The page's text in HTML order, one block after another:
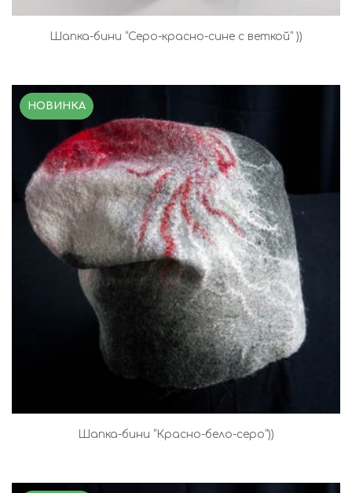
Шапка-бини “Серо-красно-сине с веткой” ))
НОВИНКА
Шапка-бини “Красно-бело-серо”))